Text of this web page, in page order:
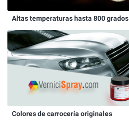
Altas temperaturas hasta 800 grados
Colores de carrocería originales